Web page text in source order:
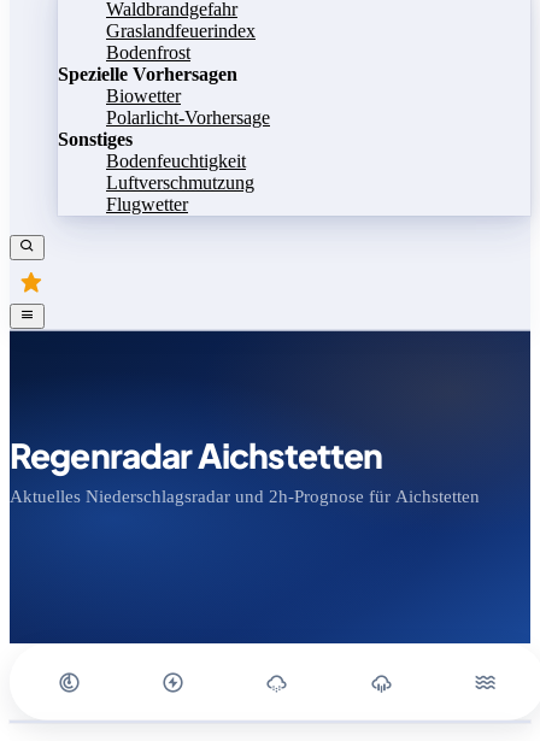
Waldbrandgefahr
Graslandfeuerindex
Bodenfrost
Spezielle Vorhersagen
Biowetter
Polarlicht-Vorhersage
Sonstiges
Bodenfeuchtigkeit
Luftverschmutzung
Flugwetter
Regenradar Aichstetten
Aktuelles Niederschlagsradar und 2h-Prognose für Aichstetten